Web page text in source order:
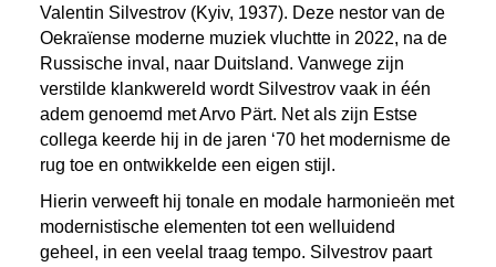
Valentin Silvestrov (Kyiv, 1937). Deze nestor van de
Oekraïense moderne muziek vluchtte in 2022, na de
Russische inval, naar Duitsland. Vanwege zijn
verstilde klankwereld wordt Silvestrov vaak in één
adem genoemd met Arvo Pärt. Net als zijn Estse
collega keerde hij in de jaren ‘70 het modernisme de
rug toe en ontwikkelde een eigen stijl.
Hierin verweeft hij tonale en modale harmonieën met
modernistische elementen tot een welluidend
geheel, in een veelal traag tempo. Silvestrov paart